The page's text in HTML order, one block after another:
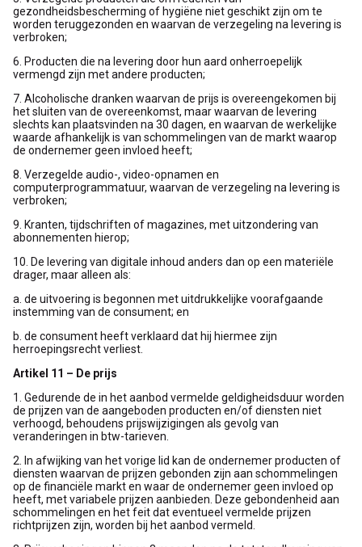
gezondheidsbescherming of hygiëne niet geschikt zijn om te
worden teruggezonden en waarvan de verzegeling na levering is
verbroken;
6. Producten die na levering door hun aard onherroepelijk
vermengd zijn met andere producten;
7. Alcoholische dranken waarvan de prijs is overeengekomen bij
het sluiten van de overeenkomst, maar waarvan de levering
slechts kan plaatsvinden na 30 dagen, en waarvan de werkelijke
waarde afhankelijk is van schommelingen van de markt waarop
de ondernemer geen invloed heeft;
8. Verzegelde audio-, video-opnamen en
computerprogrammatuur, waarvan de verzegeling na levering is
verbroken;
9. Kranten, tijdschriften of magazines, met uitzondering van
abonnementen hierop;
10. De levering van digitale inhoud anders dan op een materiële
drager, maar alleen als:
a. de uitvoering is begonnen met uitdrukkelijke voorafgaande
instemming van de consument; en
b. de consument heeft verklaard dat hij hiermee zijn
herroepingsrecht verliest.
Artikel 11 – De prijs
1. Gedurende de in het aanbod vermelde geldigheidsduur worden
de prijzen van de aangeboden producten en/of diensten niet
verhoogd, behoudens prijswijzigingen als gevolg van
veranderingen in btw-tarieven.
2. In afwijking van het vorige lid kan de ondernemer producten of
diensten waarvan de prijzen gebonden zijn aan schommelingen
op de financiële markt en waar de ondernemer geen invloed op
heeft, met variabele prijzen aanbieden. Deze gebondenheid aan
schommelingen en het feit dat eventueel vermelde prijzen
richtprijzen zijn, worden bij het aanbod vermeld.